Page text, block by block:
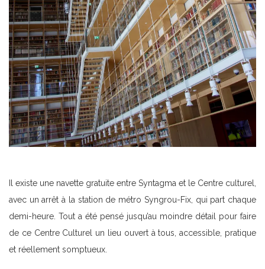
Il existe une navette gratuite entre Syntagma et le Centre culturel,
avec un arrêt à la station de métro Syngrou-Fix, qui part chaque
demi-heure. Tout a été pensé jusqu’au moindre détail pour faire
de ce Centre Culturel un lieu ouvert à tous, accessible, pratique
et réellement somptueux.